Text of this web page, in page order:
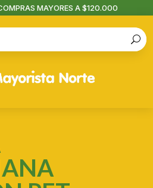
MAYORES A $120.000